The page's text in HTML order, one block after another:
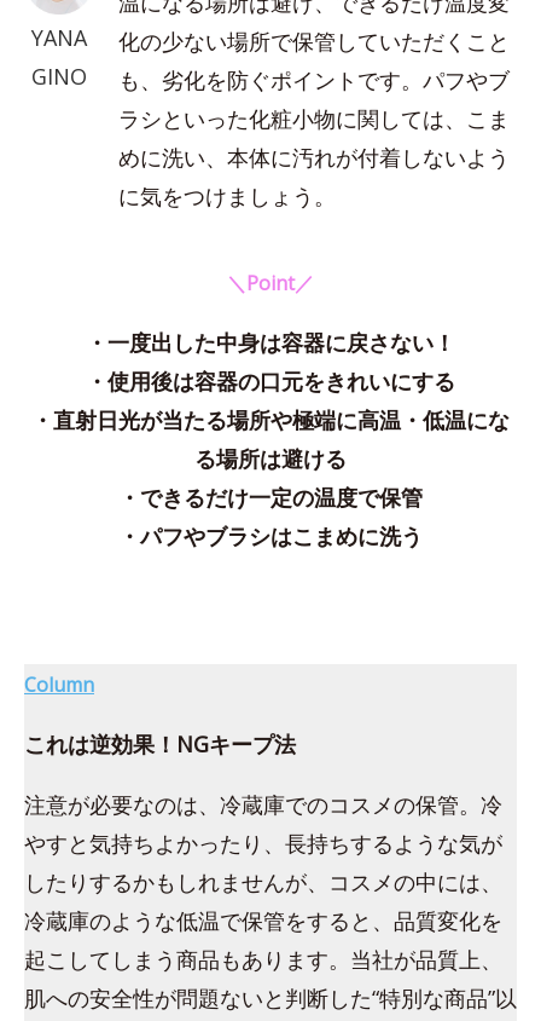
YANA
GINO
化の少ない場所で保管していただくこと
も、劣化を防ぐポイントです。パフやブ
ラシといった化粧小物に関しては、こま
めに洗い、本体に汚れが付着しないよう
に気をつけましょう。
＼Point／
・一度出した中身は容器に戻さない！
・使用後は容器の口元をきれいにする
・直射日光が当たる場所や極端に高温・低温にな
る場所は避ける
・できるだけ一定の温度で保管
・パフやブラシはこまめに洗う
Column
これは逆効果！NGキープ法
注意が必要なのは、冷蔵庫でのコスメの保管。冷
やすと気持ちよかったり、長持ちするような気が
したりするかもしれませんが、コスメの中には、
冷蔵庫のような低温で保管をすると、品質変化を
起こしてしまう商品もあります。当社が品質上、
肌への安全性が問題ないと判断した“特別な商品”以